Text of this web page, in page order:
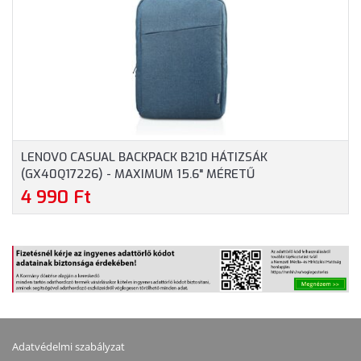
NOTEBOOKOKHOZ -
FEKETE SZÍNBEN
LENOVO CASUAL BACKPACK B210 HÁTIZSÁK
(GX40Q17226) - MAXIMUM 15.6" MÉRETŰ
NOTEBOOKOKHOZ, KÉK SZÍNBEN
4 990 Ft
Adatvédelmi szabályzat